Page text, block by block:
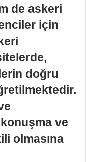
de askeri
için
doğru
ve
olmasına